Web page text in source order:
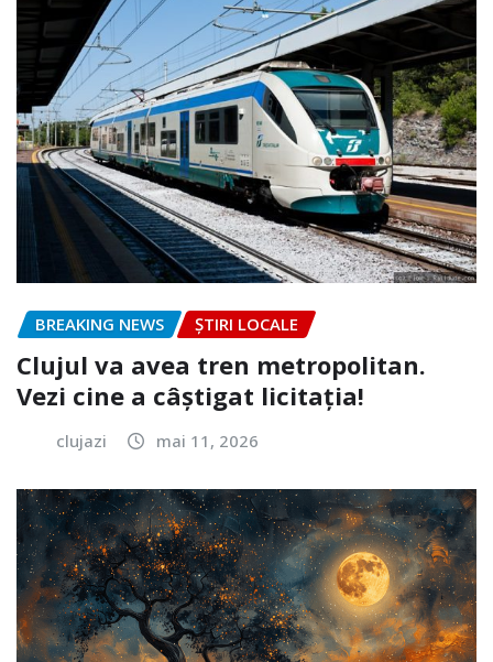
BREAKING NEWS ȘTIRI LOCALE
Clujul va avea tren metropolitan.
Vezi cine a câștigat licitația!
clujazi mai 11, 2026